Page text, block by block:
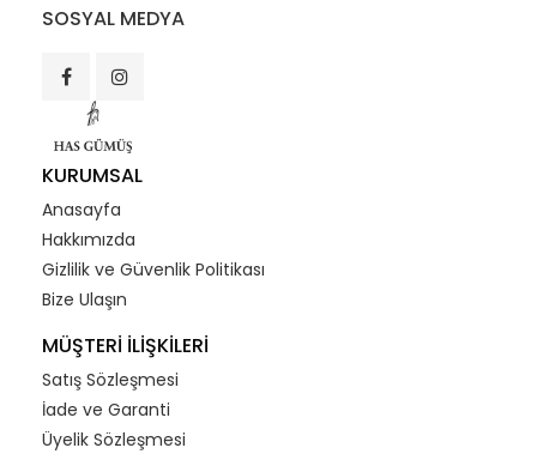
SOSYAL MEDYA
KURUMSAL
Anasayfa
Hakkımızda
Gizlilik ve Güvenlik Politikası
Bize Ulaşın
MÜŞTERİ İLİŞKİLERİ
Satış Sözleşmesi
İade ve Garanti
Üyelik Sözleşmesi